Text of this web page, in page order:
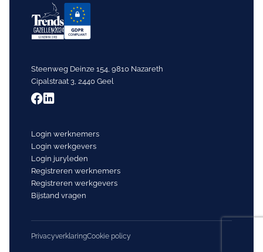
Steenweg Deinze 154, 9810 Nazareth
Cipalstraat 3, 2440 Geel
Login werknemers
Login werkgevers
Login juryleden
Registreren werknemers
Registreren werkgevers
Bijstand vragen
PrivacyverklaringCookie policy